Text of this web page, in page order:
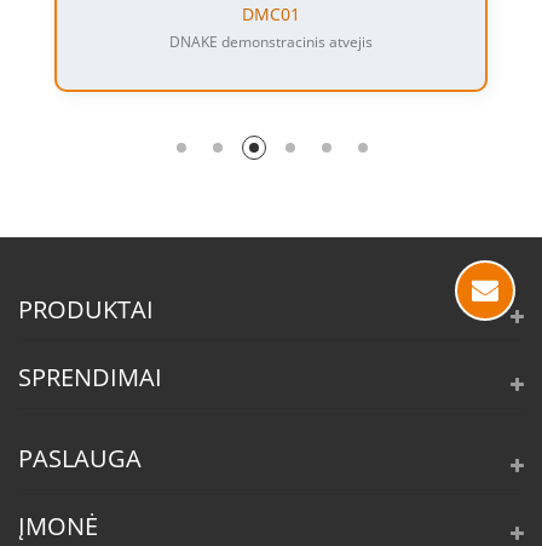
DMC01
DNAKE demonstracinis atvejis
PRODUKTAI
SPRENDIMAI
PASLAUGA
ĮMONĖ